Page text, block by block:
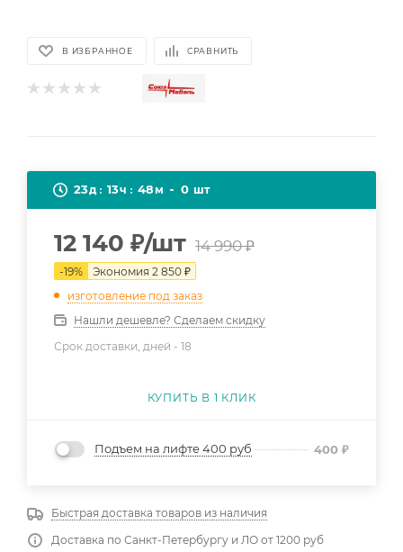
В ИЗБРАННОЕ СРАВНИТЬ
23д 13ч 48м 0 шт
12 140 ₽/шт 14 990₽
-19% Экономия 2 850 ₽
изготовление под заказ
Нашли дешевле? Сделаем скидку
Срок доставки, дней - 18
КУПИТЬ В 1 КЛИК
Подъем на лифте 400 руб 400 ₽
Быстрая доставка товаров из наличия
Доставка по Санкт-Петербургу и ЛО от 1200 руб